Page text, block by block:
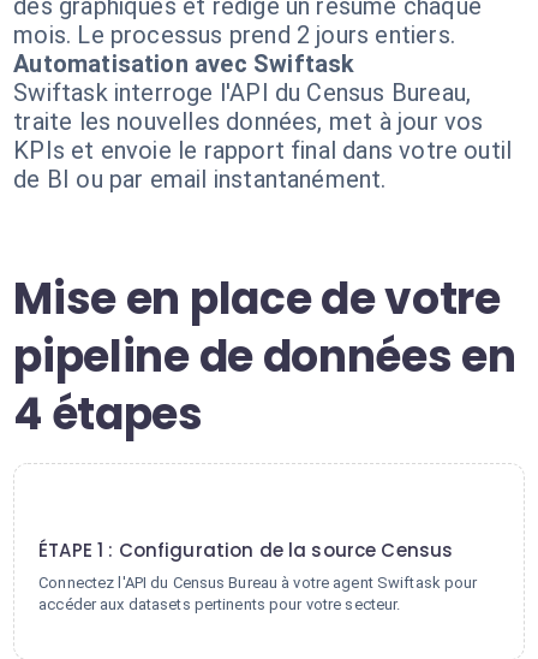
des graphiques et rédige un résumé chaque
mois. Le processus prend 2 jours entiers.
Automatisation avec Swiftask
Swiftask interroge l'API du Census Bureau,
traite les nouvelles données, met à jour vos
KPIs et envoie le rapport final dans votre outil
de BI ou par email instantanément.
Mise en place de votre
pipeline de données en
4 étapes
ÉTAPE 1 : Configuration de la source Census
Connectez l'API du Census Bureau à votre agent Swiftask pour
accéder aux datasets pertinents pour votre secteur.